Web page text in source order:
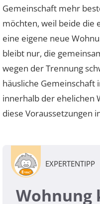
Gemeinschaft mehr
möchten, weil beide die
eine eigene neue
bleibt nur, die
wegen der Trennung
häusliche Gemeinschaft
innerhalb der ehelichen
diese Voraussetzungen
EXPERTENTIPP
Wohnung